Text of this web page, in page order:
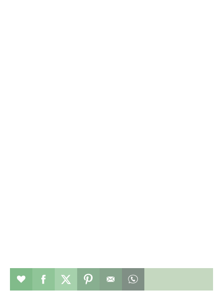
Restaurant toevoegen aan favorieten
Deel dit op facebook
Deel dit op twitter
Deel dit op pinterest